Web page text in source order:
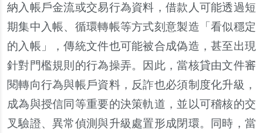
納入帳戶金流或交易行為資料，借款人可能透過短
期集中入帳、循環轉帳等方式刻意製造「看似穩定
的入帳」，傳統文件也可能被合成偽造，甚至出現
針對門檻規則的行為操弄。因此，當核貸由文件審
閱轉向行為與帳戶資料，反詐也必須制度化升級，
成為與授信同等重要的決策軌道，並以可稽核的交
叉驗證、異常偵測與升級處置形成閉環。同時，當